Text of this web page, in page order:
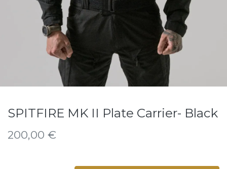
SPITFIRE MK II Plate Carrier- Black
200,00 €